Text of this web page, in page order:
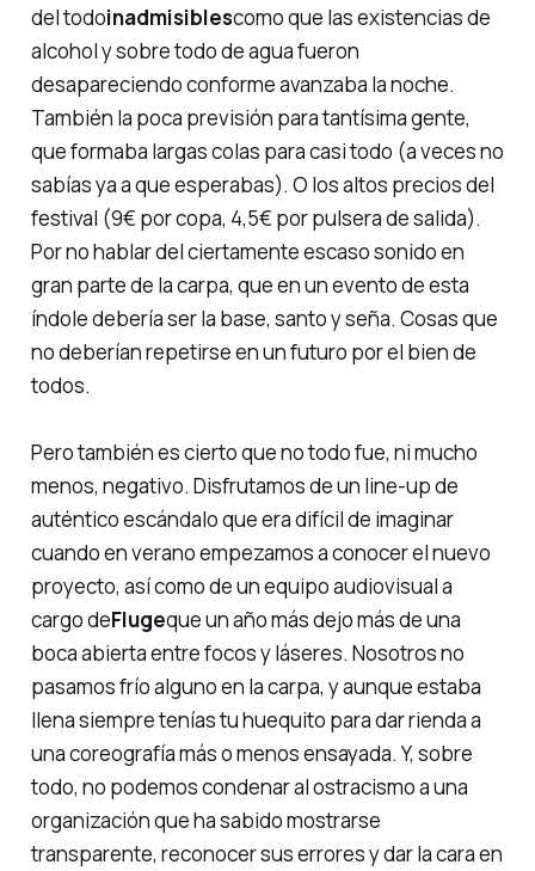
del todoinadmisiblescomo que las existencias de
alcohol y sobre todo de agua fueron
desapareciendo conforme avanzaba la noche.
También la poca previsión para tantísima gente,
que formaba largas colas para casi todo (a veces no
sabías ya a que esperabas). O los altos precios del
festival (9€ por copa, 4,5€ por pulsera de salida).
Por no hablar del ciertamente escaso sonido en
gran parte de la carpa, que en un evento de esta
índole debería ser la base, santo y seña. Cosas que
no deberían repetirse en un futuro por el bien de
todos.
Pero también es cierto que no todo fue, ni mucho
menos, negativo. Disfrutamos de un line-upde
auténtico escándalo que era difícil de imaginar
cuando en verano empezamos a conocer el nuevo
proyecto, así como de un equipo audiovisual a
cargo deFlugeque un año más dejo más de una
boca abierta entre focos y láseres. Nosotros no
pasamos frío alguno en la carpa, y aunque estaba
llena siempre tenías tuhuequito para dar rienda a
una coreografía más o menos ensayada. Y, sobre
todo, no podemos condenar al ostracismo a una
organización que ha sabido mostrarse
transparente, reconocer sus errores y dar la cara en